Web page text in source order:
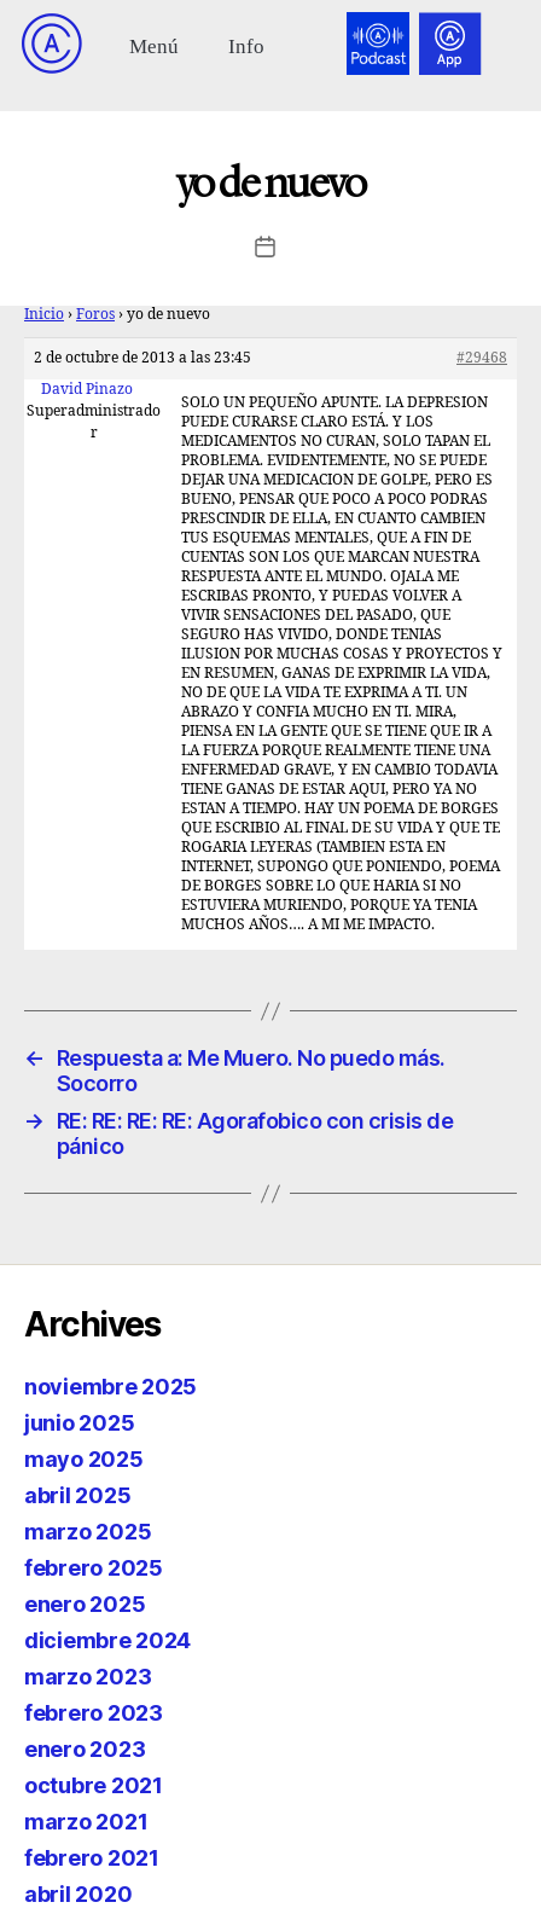
yo de nuevo
Inicio › Foros › yo de nuevo
2 de octubre de 2013 a las 23:45
#29468
David Pinazo
Superadministrado
r
SOLO UN PEQUEÑO APUNTE. LA DEPRESION
PUEDE CURARSE CLARO ESTÁ. Y LOS
MEDICAMENTOS NO CURAN, SOLO TAPAN EL
PROBLEMA. EVIDENTEMENTE, NO SE PUEDE
DEJAR UNA MEDICACION DE GOLPE, PERO ES
BUENO, PENSAR QUE POCO A POCO PODRAS
PRESCINDIR DE ELLA, EN CUANTO CAMBIEN
TUS ESQUEMAS MENTALES, QUE A FIN DE
CUENTAS SON LOS QUE MARCAN NUESTRA
RESPUESTA ANTE EL MUNDO. OJALA ME
ESCRIBAS PRONTO, Y PUEDAS VOLVER A
VIVIR SENSACIONES DEL PASADO, QUE
SEGURO HAS VIVIDO, DONDE TENIAS
ILUSION POR MUCHAS COSAS Y PROYECTOS Y
EN RESUMEN, GANAS DE EXPRIMIR LA VIDA,
NO DE QUE LA VIDA TE EXPRIMA A TI. UN
ABRAZO Y CONFIA MUCHO EN TI. MIRA,
PIENSA EN LA GENTE QUE SE TIENE QUE IR A
LA FUERZA PORQUE REALMENTE TIENE UNA
ENFERMEDAD GRAVE, Y EN CAMBIO TODAVIA
TIENE GANAS DE ESTAR AQUI, PERO YA NO
ESTAN A TIEMPO. HAY UN POEMA DE BORGES
QUE ESCRIBIO AL FINAL DE SU VIDA Y QUE TE
ROGARIA LEYERAS (TAMBIEN ESTA EN
INTERNET, SUPONGO QUE PONIENDO, POEMA
DE BORGES SOBRE LO QUE HARIA SI NO
ESTUVIERA MURIENDO, PORQUE YA TENIA
MUCHOS AÑOS…. A MI ME IMPACTO.
←
Respuesta a: Me Muero. No puedo más.
Socorro
→
RE: RE: RE: RE: Agorafobico con crisis de
pánico
Archives
noviembre 2025
junio 2025
mayo 2025
abril 2025
marzo 2025
febrero 2025
enero 2025
diciembre 2024
marzo 2023
febrero 2023
enero 2023
octubre 2021
marzo 2021
febrero 2021
abril 2020